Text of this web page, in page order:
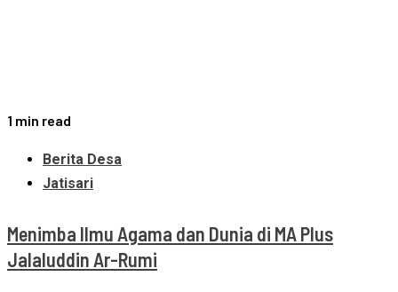
1 min read
Berita Desa
Jatisari
Menimba Ilmu Agama dan Dunia di MA Plus
Jalaluddin Ar-Rumi